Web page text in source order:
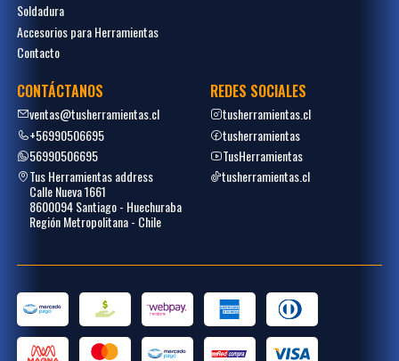
Soldadura
Accesorios para Herramientas
Contacto
CONTÁCTANOS
ventas@tusherramientas.cl
+56990506695
56990506695
Tus Herramientas address
Calle Nueva 1661
8600094 Santiago - Huechuraba
Región Metropolitana - Chile
REDES SOCIALES
tusherramientas.cl
tusherramientas
TusHerramientas
tusherramientas.cl